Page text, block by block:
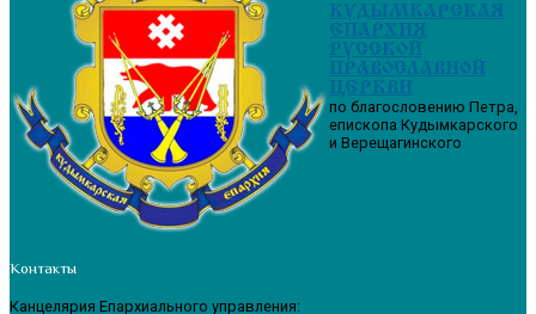
КУДЫМКАРСКАЯ
ЕПАРХИЯ
РУССКОЙ
ПРАВОСЛАВНОЙ
ЦЕРКВИ
по благословению Петра,
епископа Кудымкарского
и Верещагинского
Контакты
Канцелярия Епархиального управления: